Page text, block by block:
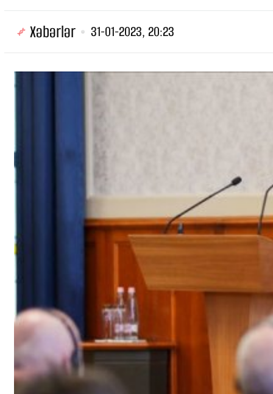
Xəbərlər 31-01-2023, 20:23